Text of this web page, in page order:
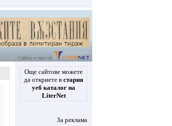
Сайтът е част от
Още сайтове можете
да откриете в стария
уеб каталог на
LiterNet
За реклама